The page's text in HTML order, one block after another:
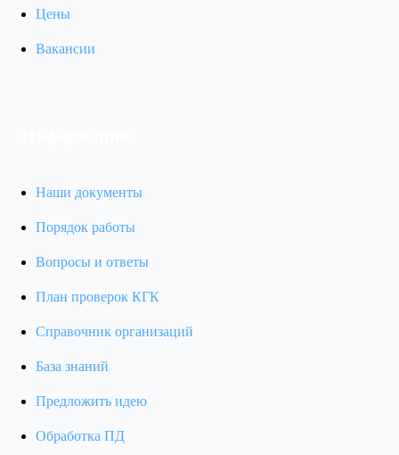
Цены
Вакансии
Наши документы
Порядок работы
Вопросы и ответы
План проверок КГК
Справочник организаций
База знаний
Предложить идею
Обработка ПД